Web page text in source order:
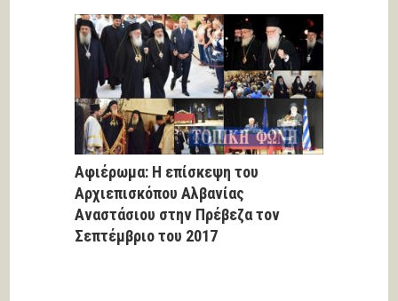
Αφιέρωμα: Η επίσκεψη του
Αρχιεπισκόπου Αλβανίας
Αναστάσιου στην Πρέβεζα τον
Σεπτέμβριο του 2017